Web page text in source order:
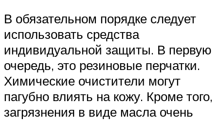
В обязательном порядке следует
использовать средства
индивидуальной защиты. В первую
очередь, это резиновые перчатки.
Химические очистители могут
пагубно влиять на кожу. Кроме того,
загрязнения в виде масла очень